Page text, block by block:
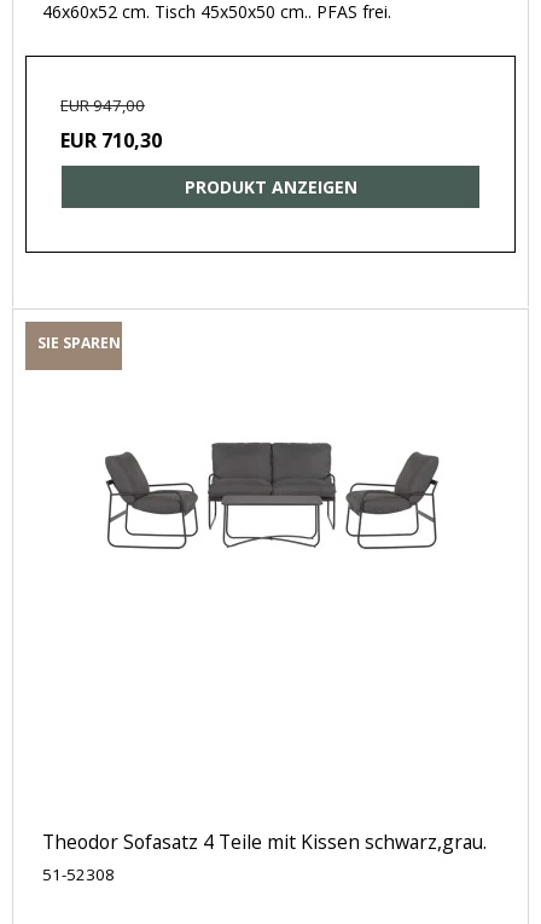
46x60x52 cm. Tisch 45x50x50 cm.. PFAS frei.
EUR 947,00
EUR 710,30
PRODUKT ANZEIGEN
SIE SPAREN
Theodor Sofasatz 4 Teile mit Kissen schwarz,grau.
51-52308